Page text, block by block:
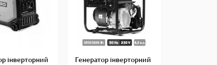
інверторний
Генератор інверторний